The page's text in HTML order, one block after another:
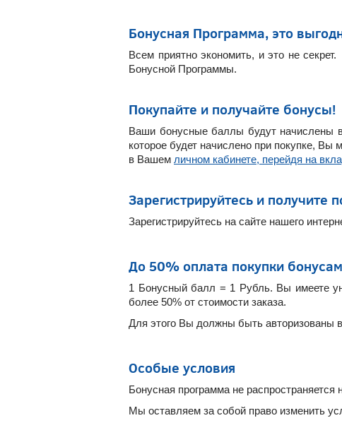
Бонусная Программа, это
Всем приятно экономить, и это не
Бонусной Программы.
Покупайте и получайте бонусы!
Ваши бонусные баллы будут начислены в
которое будет начислено при покупке,
в Вашем личном кабинете, перейдя на
Зарегистрируйтесь и получите
Зарегистрируйтесь на сайте нашего
До 50% оплата покупки
1 Бонусный балл = 1 Рубль. Вы имеете
более 50% от стоимости заказа.
Для этого Вы должны быть авторизованы
Особые условия
Бонусная программа не распространяется
Мы оставляем за собой право изменить